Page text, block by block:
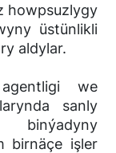
howpsuzlygy
üstünlikli
aldylar.
agentligi we
sanly
birnäçe işler